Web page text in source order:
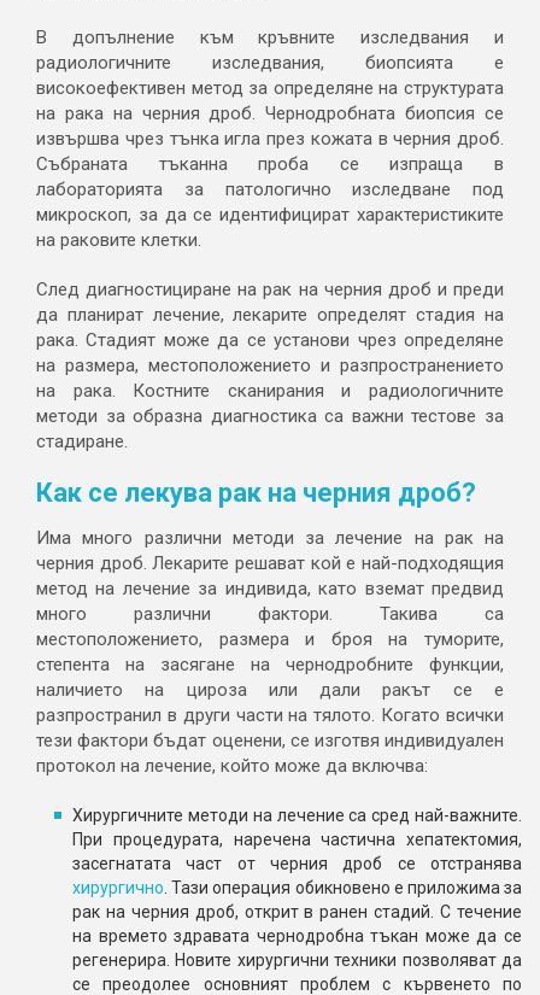
В допълнение към кръвните изследвания и
радиологичните изследвания, биопсията е
високоефективен метод за определяне на структурата
на рака на черния дроб. Чернодробната биопсия се
извършва чрез тънка игла през кожата в черния дроб.
Събраната тъканна проба се изпраща в
лабораторията за патологично изследване под
микроскоп, за да се идентифицират характеристиките
на раковите клетки.
След диагностициране на рак на черния дроб и преди
да планират лечение, лекарите определят стадия на
рака. Стадият може да се установи чрез определяне
на размера, местоположението и разпространението
на рака. Костните сканирания и радиологичните
методи за образна диагностика са важни тестове за
стадиране.
Как се лекува рак на черния дроб?
Има много различни методи за лечение на рак на
черния дроб. Лекарите решават кой е най-подходящия
метод на лечение за индивида, като вземат предвид
много различни фактори. Такива са
местоположението, размера и броя на туморите,
степента на засягане на чернодробните функции,
наличието на цироза или дали ракът се е
разпространил в други части на тялото. Когато всички
тези фактори бъдат оценени, се изготвя индивидуален
протокол на лечение, който може да включва:
Хирургичните методи на лечение са сред най-важните.
При процедурата, наречена частична хепатектомия,
засегнатата част от черния дроб се отстранява
хирургично . Тази операция обикновено е приложима за
рак на черния дроб, открит в ранен стадий. С течение
на времето здравата чернодробна тъкан може да се
регенерира. Новите хирургични техники позволяват да
се преодолее основният проблем с кървенето по